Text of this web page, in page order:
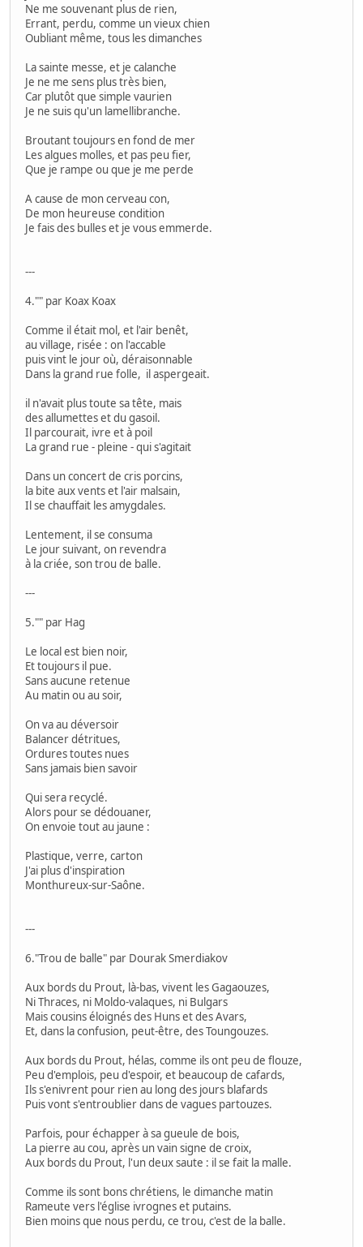
Ne me souvenant plus de rien,
Errant, perdu, comme un vieux chien
Oubliant même, tous les dimanches
La sainte messe, et je calanche
Je ne me sens plus très bien,
Car plutôt que simple vaurien
Je ne suis qu'un lamellibranche.
Broutant toujours en fond de mer
Les algues molles, et pas peu fier,
Que je rampe ou que je me perde
A cause de mon cerveau con,
De mon heureuse condition
Je fais des bulles et je vous emmerde.
---
4."" par Koax Koax
Comme il était mol, et l'air benêt,
au village, risée : on l'accable
puis vint le jour où, déraisonnable
Dans la grand rue folle, il aspergeait.
il n'avait plus toute sa tête, mais
des allumettes et du gasoil.
Il parcourait, ivre et à poil
La grand rue - pleine - qui s'agitait
Dans un concert de cris porcins,
la bite aux vents et l'air malsain,
Il se chauffait les amygdales.
Lentement, il se consuma
Le jour suivant, on revendra
à la criée, son trou de balle.
---
5."" par Hag
Le local est bien noir,
Et toujours il pue.
Sans aucune retenue
Au matin ou au soir,
On va au déversoir
Balancer détritues,
Ordures toutes nues
Sans jamais bien savoir
Qui sera recyclé.
Alors pour se dédouaner,
On envoie tout au jaune :
Plastique, verre, carton
J'ai plus d'inspiration
Monthureux-sur-Saône.
---
6."Trou de balle" par Dourak Smerdiakov
Aux bords du Prout, là-bas, vivent les Gagaouzes,
Ni Thraces, ni Moldo-valaques, ni Bulgars
Mais cousins éloignés des Huns et des Avars,
Et, dans la confusion, peut-être, des Toungouzes.
Aux bords du Prout, hélas, comme ils ont peu de flouze,
Peu d'emplois, peu d'espoir, et beaucoup de cafards,
Ils s'enivrent pour rien au long des jours blafards
Puis vont s'entroublier dans de vagues partouzes.
Parfois, pour échapper à sa gueule de bois,
La pierre au cou, après un vain signe de croix,
Aux bords du Prout, l'un deux saute : il se fait la malle.
Comme ils sont bons chrétiens, le dimanche matin
Rameute vers l'église ivrognes et putains.
Bien moins que nous perdu, ce trou, c'est de la balle.